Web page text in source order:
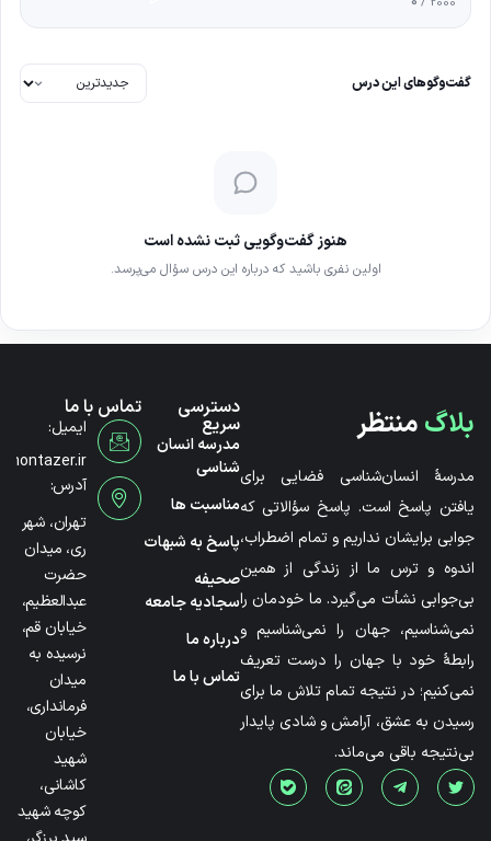
گفت‌وگوهای این درس
هنوز گفت‌وگویی ثبت نشده است
اولین نفری باشید که درباره این درس سؤال می‌پرسد.
بلاگمنتظر
مدرسۀ انسان‌شناسی فضایی برای
یافتن پاسخ است. پاسخ سؤالاتی که
جوابی برایشان نداریم و تمام اضطراب،
اندوه و ترس ما از زندگی از همین
بی‌جوابی نشأت می‌گیرد. ما خودمان را
نمی‌شناسیم، جهان را نمی‌شناسیم و
رابطۀ خود با جهان را درست تعریف
نمی‌کنیم؛ در نتیجه تمام تلاش ما برای
رسیدن به عشق، آرامش و شادی پایدار
بی‌نتیجه باقی می‌ماند.
دسترسی
سریع
مدرسه انسان
شناسی
مناسبت ها
پاسخ به شبهات
صحیفه
سجادیه جامعه
درباره ما
تماس با ما
تماس با ما
ایمیل:
آدرس:
تهران، شهر
ری، میدان
حضرت
عبدالعظیم،
خیابان قم،
نرسیده به
میدان
فرمانداری،
خیابان
شهید
کاشانی،
کوچه شهید